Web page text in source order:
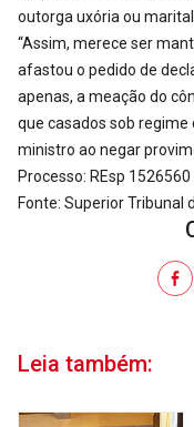
outorga uxória ou marital.
“Assim, merece ser
afastou o pedido de
apenas, a meação do
que casados sob regime
ministro ao negar
Processo: REsp 1526560
Fonte: Superior Tribunal
Leia também: